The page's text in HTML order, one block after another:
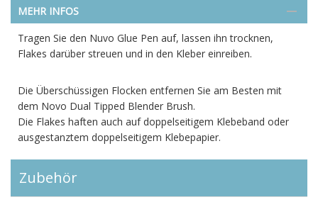
MEHR INFOS
Tragen Sie den Nuvo Glue Pen auf, lassen ihn trocknen,
Flakes darüber streuen und in den Kleber einreiben.
Die Überschüssigen Flocken entfernen Sie am Besten mit
dem Novo Dual Tipped Blender Brush.
Die Flakes haften auch auf doppelseitigem Klebeband oder
ausgestanztem doppelseitigem Klebepapier.
Zubehör